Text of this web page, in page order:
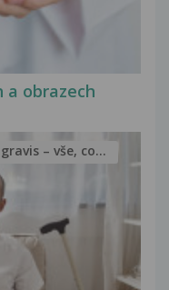
obrazech
– vše, co...